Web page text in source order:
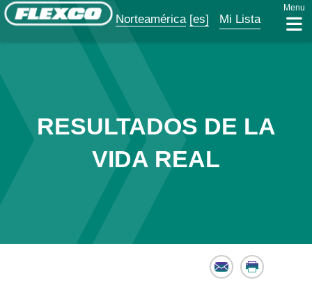
Norteamérica [es] Mi Lista
Menu
RESULTADOS DE LA
VIDA REAL
Email Print